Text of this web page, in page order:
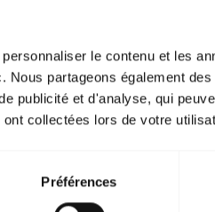
le contenu et les
Nous partageons également
publicité et d'analyse, qui
collectées lors de votre
Préférences
Découvrez notre gamme